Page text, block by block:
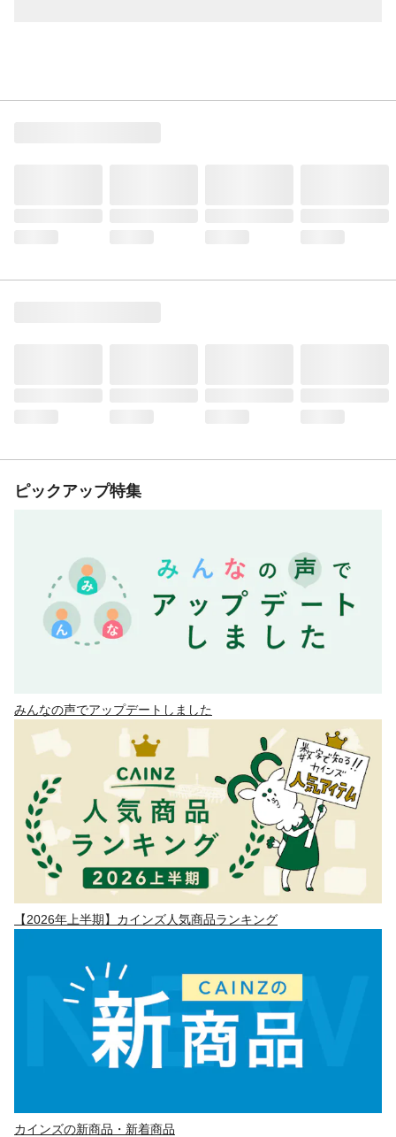
ピックアップ特集
みんなの声でアップデートしました
【2026年上半期】カインズ人気商品ランキング
カインズの新商品・新着商品